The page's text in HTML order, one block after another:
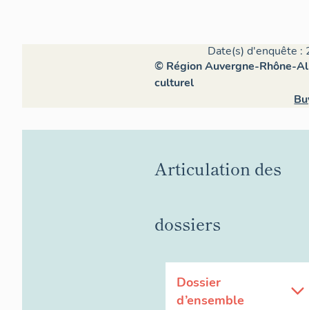
Date(s) d'enquête :
© Région Auvergne-Rhône-
culturel
Articulation des
dossiers
Dossier
d’ensemble